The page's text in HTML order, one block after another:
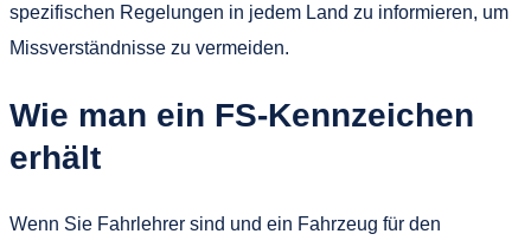
spezifischen Regelungen in jedem Land zu informieren, um
Missverständnisse zu vermeiden.
Wie man ein FS-Kennzeichen
erhält
Wenn Sie Fahrlehrer sind und ein Fahrzeug für den